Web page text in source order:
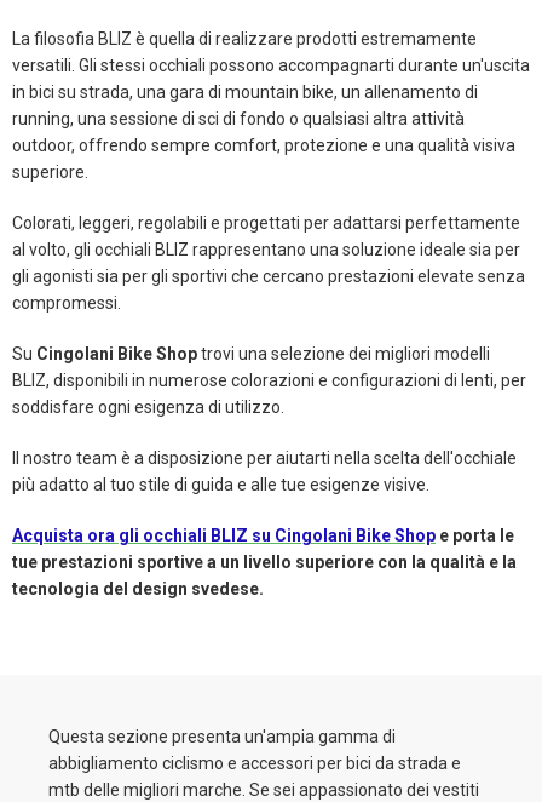
La filosofia BLIZ è quella di realizzare prodotti estremamente
versatili. Gli stessi occhiali possono accompagnarti durante un'uscita
in bici su strada, una gara di mountain bike, un allenamento di
running, una sessione di sci di fondo o qualsiasi altra attività
outdoor, offrendo sempre comfort, protezione e una qualità visiva
superiore.
Colorati, leggeri, regolabili e progettati per adattarsi perfettamente
al volto, gli occhiali BLIZ rappresentano una soluzione ideale sia per
gli agonisti sia per gli sportivi che cercano prestazioni elevate senza
compromessi.
Su Cingolani Bike Shoptrovi una selezione dei migliori modelli
BLIZ, disponibili in numerose colorazioni e configurazioni di lenti, per
soddisfare ogni esigenza di utilizzo.
Il nostro team è a disposizione per aiutarti nella scelta dell'occhiale
più adatto al tuo stile di guida e alle tue esigenze visive.
Acquista ora gli occhiali BLIZ su Cingolani Bike Shop e porta le
tue prestazioni sportive a un livello superiore con la qualità e la
tecnologia del design svedese.
Questa sezione presenta un'ampia gamma di
abbigliamento ciclismo e accessori per bici da strada e
mtb delle migliori marche. Se sei appassionato dei vestiti